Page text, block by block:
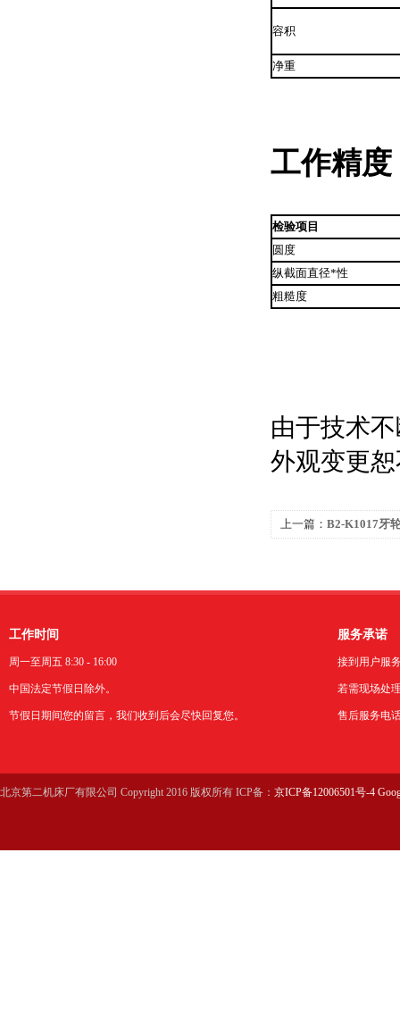
容积
净重
工作精度
检验项目
圆度
纵截面直径*性
粗糙度
由于技术
外观变更
上一篇： B2-K1017牙
工作时间
周一至周五 8:30 - 16:00
中国法定节假日除外。
节假日期间您的留言，我们收到后会尽快回复您。
服务承诺
接到用户服
若需现场处
售后服务电
北京第二机床厂有限公司 Copyright 2016 版权所有 ICP备： 京ICP备12006501号-4